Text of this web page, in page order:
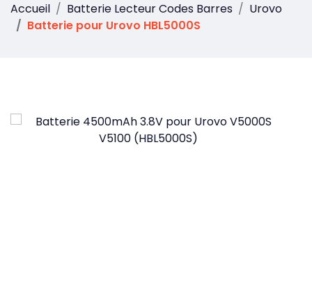
Accueil Batterie Lecteur Codes Barres
Urovo
Batterie pour Urovo HBL5000S